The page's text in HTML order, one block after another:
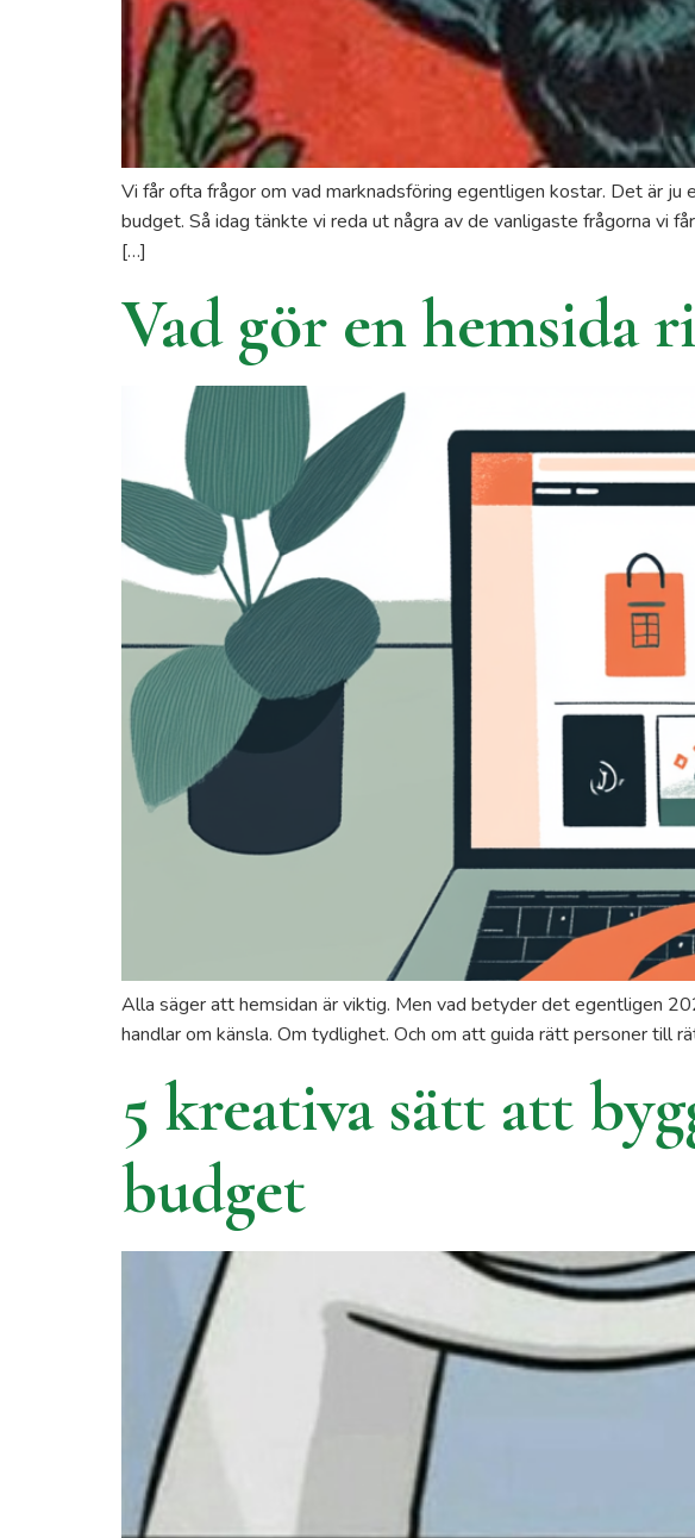
Vi får ofta frågor om vad marknadsföring egentligen kostar. Det är
budget. Så idag tänkte vi reda ut några av de vanligaste frågorna vi
[…]
Vad gör en hemsida
Alla säger att hemsidan är viktig. Men vad betyder det egentligen
handlar om känsla. Om tydlighet. Och om att guida rätt personer till
5 kreativa sätt att
budget